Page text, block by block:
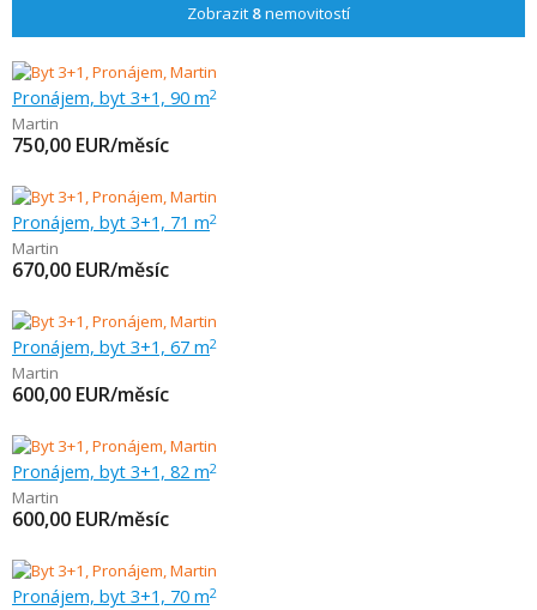
Zobrazit 8nemovitostí
Pronájem, byt 3+1, 90 m2
Martin
750,00 EUR/měsíc
Pronájem, byt 3+1, 71 m2
Martin
670,00 EUR/měsíc
Pronájem, byt 3+1, 67 m2
Martin
600,00 EUR/měsíc
Pronájem, byt 3+1, 82 m2
Martin
600,00 EUR/měsíc
Pronájem, byt 3+1, 70 m2